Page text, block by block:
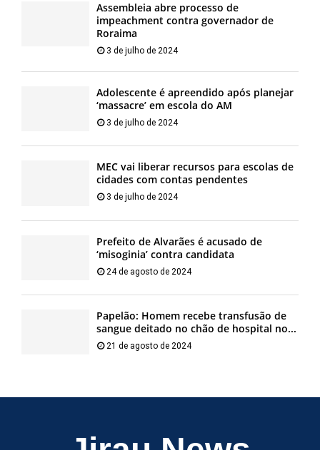
Assembleia abre processo de
impeachment contra governador de
Roraima
3 de julho de 2024
Adolescente é apreendido após planejar
‘massacre’ em escola do AM
3 de julho de 2024
MEC vai liberar recursos para escolas de
cidades com contas pendentes
3 de julho de 2024
Prefeito de Alvarães é acusado de
‘misoginia’ contra candidata
24 de agosto de 2024
Papelão: Homem recebe transfusão de
sangue deitado no chão de hospital no...
21 de agosto de 2024